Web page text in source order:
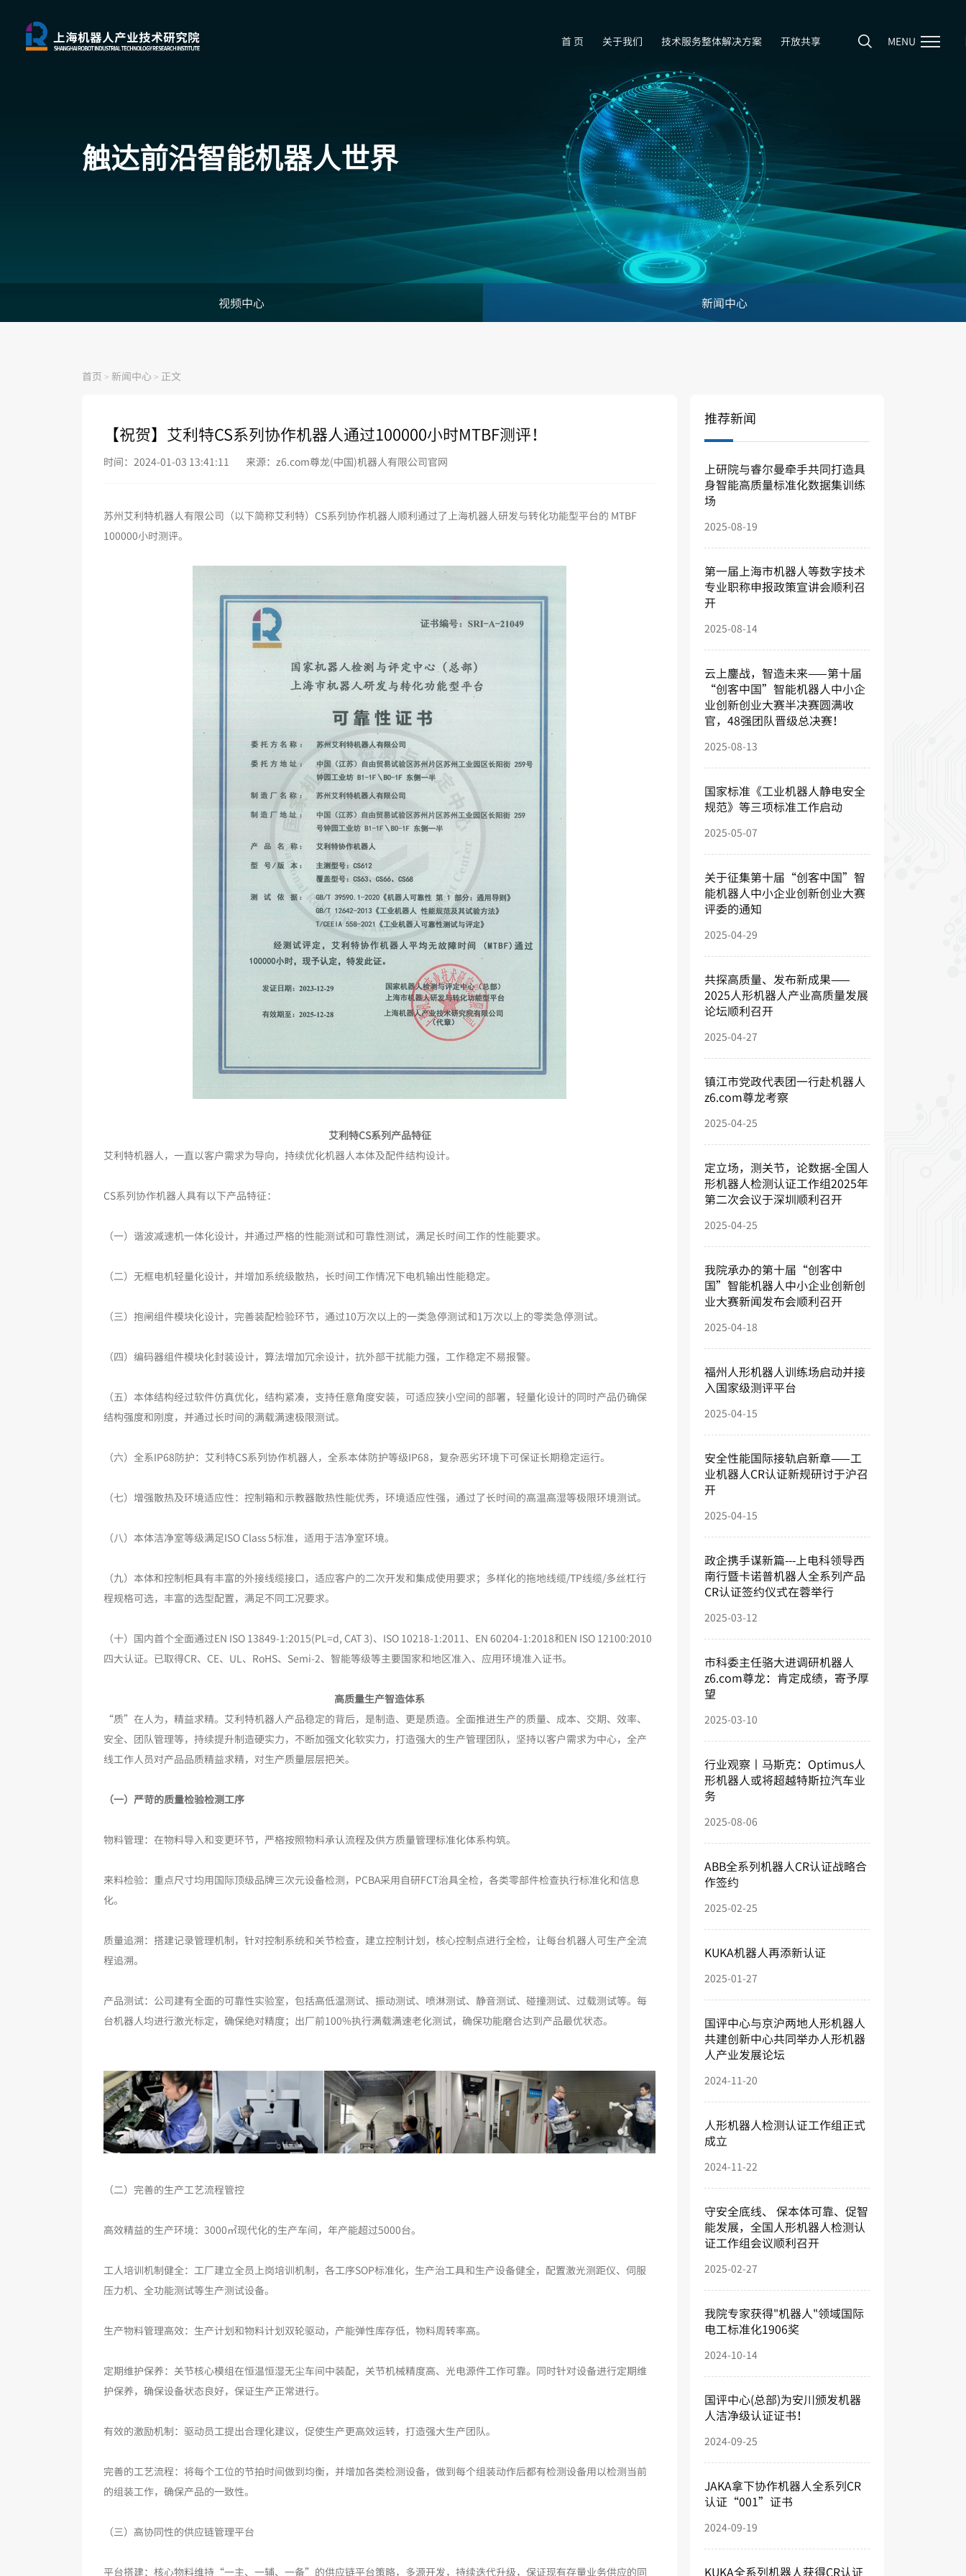
MENU
首 页 关于我们 技术服务整体解决方案 开放共享
触达前沿智能机器人世界
视频中心 新闻中心
首页 > 新闻中心 > 正文
【祝贺】艾利特CS系列协作机器人通过100000小时MTBF测评！
时间：2024-01-03 13:41:11 来源：z6.com尊龙(中国)机器人有限公司官网
苏州艾利特机器人有限公司（以下简称艾利特）CS系列协作机器人顺利通过了上海机器人研发与转化功能型平台的 MTBF
100000小时测评。
艾利特CS系列产品特征
艾利特机器人，一直以客户需求为导向，持续优化机器人本体及配件结构设计。
CS系列协作机器人具有以下产品特征：
（一）谐波减速机一体化设计，并通过严格的性能测试和可靠性测试，满足长时间工作的性能要求。
（二）无框电机轻量化设计，并增加系统级散热，长时间工作情况下电机输出性能稳定。
（三）抱闸组件模块化设计，完善装配检验环节，通过10万次以上的一类急停测试和1万次以上的零类急停测试。
（四）编码器组件模块化封装设计，算法增加冗余设计，抗外部干扰能力强，工作稳定不易报警。
（五）本体结构经过软件仿真优化，结构紧凑，支持任意角度安装，可适应狭小空间的部署，轻量化设计的同时产品仍确保
结构强度和刚度，并通过长时间的满载满速极限测试。
（六）全系IP68防护：艾利特CS系列协作机器人，全系本体防护等级IP68，复杂恶劣环境下可保证长期稳定运行。
（七）增强散热及环境适应性：控制箱和示教器散热性能优秀，环境适应性强，通过了长时间的高温高湿等极限环境测试。
（八）本体洁净室等级满足ISO Class 5标准，适用于洁净室环境。
（九）本体和控制柜具有丰富的外接线缆接口，适应客户的二次开发和集成使用要求；多样化的拖地线缆/TP线缆/多丝杠行
程规格可选，丰富的选型配置，满足不同工况要求。
（十）国内首个全面通过EN ISO 13849-1:2015(PL=d, CAT 3)、ISO 10218-1:2011、EN 60204-1:2018和EN ISO 12100:2010
四大认证。已取得CR、CE、UL、RoHS、Semi-2、智能等级等主要国家和地区准入、应用环境准入证书。
高质量生产智造体系
“质”在人为，精益求精。艾利特机器人产品稳定的背后，是制造、更是质造。全面推进生产的质量、成本、交期、效率、
安全、团队管理等，持续提升制造硬实力，不断加强文化软实力，打造强大的生产管理团队，坚持以客户需求为中心，全产
线工作人员对产品品质精益求精，对生产质量层层把关。
（一）严苛的质量检验检测工序
物料管理：在物料导入和变更环节，严格按照物料承认流程及供方质量管理标准化体系构筑。
来料检验：重点尺寸均用国际顶级品牌三次元设备检测，PCBA采用自研FCT治具全检，各类零部件检查执行标准化和信息
化。
质量追溯：搭建记录管理机制，针对控制系统和关节检查，建立控制计划，核心控制点进行全检，让每台机器人可生产全流
程追溯。
产品测试：公司建有全面的可靠性实验室，包括高低温测试、振动测试、喷淋测试、静音测试、碰撞测试、过载测试等。每
台机器人均进行激光标定，确保绝对精度；出厂前100%执行满载满速老化测试，确保功能磨合达到产品最优状态。
（二）完善的生产工艺流程管控
高效精益的生产环境：3000㎡现代化的生产车间，年产能超过5000台。
工人培训机制健全：工厂建立全员上岗培训机制，各工序SOP标准化，生产治工具和生产设备健全，配置激光测距仪、伺服
压力机、全功能测试等生产测试设备。
生产物料管理高效：生产计划和物料计划双轮驱动，产能弹性库存低，物料周转率高。
定期维护保养：关节核心模组在恒温恒湿无尘车间中装配，关节机械精度高、光电源件工作可靠。同时针对设备进行定期维
护保养，确保设备状态良好，保证生产正常进行。
有效的激励机制：驱动员工提出合理化建议，促使生产更高效运转，打造强大生产团队。
完善的工艺流程：将每个工位的节拍时间做到均衡，并增加各类检测设备，做到每个组装动作后都有检测设备用以检测当前
的组装工作，确保产品的一致性。
（三）高协同性的供应链管理平台
平台搭建：核心物料维持“一主、一辅、一备”的供应链平台策略，多源开发，持续迭代升级，保证现有存量业务供应的同
推荐新闻
上研院与睿尔曼牵手共同打造具
身智能高质量标准化数据集训练
场
2025-08-19
第一届上海市机器人等数字技术
专业职称申报政策宣讲会顺利召
开
2025-08-14
云上鏖战，智造未来——第十届
“创客中国”智能机器人中小企
业创新创业大赛半决赛圆满收
官，48强团队晋级总决赛！
2025-08-13
国家标准《工业机器人静电安全
规范》等三项标准工作启动
2025-05-07
关于征集第十届“创客中国”智
能机器人中小企业创新创业大赛
评委的通知
2025-04-29
共探高质量、发布新成果——
2025人形机器人产业高质量发展
论坛顺利召开
2025-04-27
镇江市党政代表团一行赴机器人
z6.com尊龙考察
2025-04-25
定立场，测关节，论数据-全国人
形机器人检测认证工作组2025年
第二次会议于深圳顺利召开
2025-04-25
我院承办的第十届“创客中
国”智能机器人中小企业创新创
业大赛新闻发布会顺利召开
2025-04-18
福州人形机器人训练场启动并接
入国家级测评平台
2025-04-15
安全性能国际接轨启新章——工
业机器人CR认证新规研讨于沪召
开
2025-04-15
政企携手谋新篇---上电科领导西
南行暨卡诺普机器人全系列产品
CR认证签约仪式在蓉举行
2025-03-12
市科委主任骆大进调研机器人
z6.com尊龙：肯定成绩，寄予厚
望
2025-03-10
行业观察丨马斯克：Optimus人
形机器人或将超越特斯拉汽车业
务
2025-08-06
ABB全系列机器人CR认证战略合
作签约
2025-02-25
KUKA机器人再添新认证
2025-01-27
国评中心与京沪两地人形机器人
共建创新中心共同举办人形机器
人产业发展论坛
2024-11-20
人形机器人检测认证工作组正式
成立
2024-11-22
守安全底线、 保本体可靠、促智
能发展，全国人形机器人检测认
证工作组会议顺利召开
2025-02-27
我院专家获得"机器人"领域国际
电工标准化1906奖
2024-10-14
国评中心(总部)为安川颁发机器
人洁净级认证证书！
2024-09-25
JAKA拿下协作机器人全系列CR
认证“001”证书
2024-09-19
KUKA全系列机器人获得CR认证